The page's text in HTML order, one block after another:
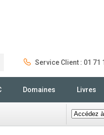
Service Client : 01 71
Domaines Livres